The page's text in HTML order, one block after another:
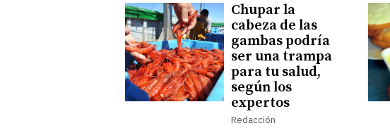
Chupar la
cabeza de las
gambas podría
ser una trampa
para tu salud,
según los
expertos
Redacción